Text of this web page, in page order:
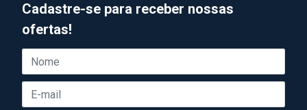
Cadastre-se para receber nossas
ofertas!